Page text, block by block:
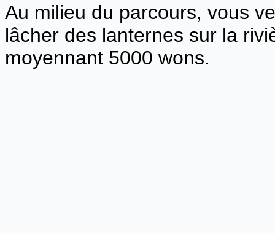
Au milieu du parcours, vous
lâcher des lanternes sur la
moyennant 5000 wons.